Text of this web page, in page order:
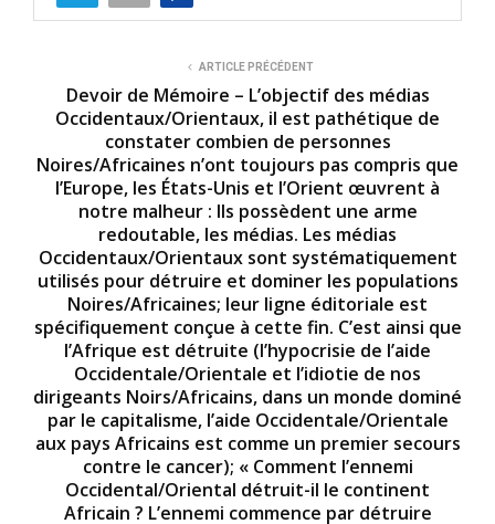
ARTICLE PRÉCÉDENT
Devoir de Mémoire – L’objectif des médias
Occidentaux/Orientaux, il est pathétique de
constater combien de personnes
Noires/Africaines n’ont toujours pas compris que
l’Europe, les États-Unis et l’Orient œuvrent à
notre malheur : Ils possèdent une arme
redoutable, les médias. Les médias
Occidentaux/Orientaux sont systématiquement
utilisés pour détruire et dominer les populations
Noires/Africaines; leur ligne éditoriale est
spécifiquement conçue à cette fin. C’est ainsi que
l’Afrique est détruite (l’hypocrisie de l’aide
Occidentale/Orientale et l’idiotie de nos
dirigeants Noirs/Africains, dans un monde dominé
par le capitalisme, l’aide Occidentale/Orientale
aux pays Africains est comme un premier secours
contre le cancer); « Comment l’ennemi
Occidental/Oriental détruit-il le continent
Africain ? L’ennemi commence par détruire